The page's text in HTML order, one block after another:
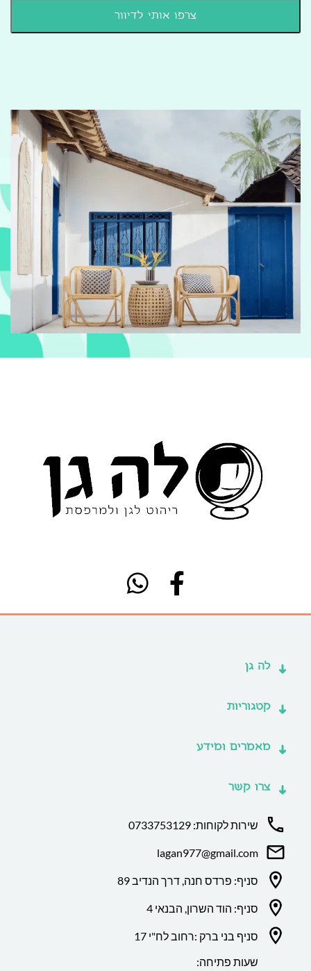
לה גן
קטגוריות
מאמרים ומידע
צרו קשר
שירות לקוחות: 0733753129
lagan977@gmail.com
סניף: פרדס חנה, דרך הנדיב 89
סניף: הוד השרון, הבנאי 4
סניף בני ברק :רחוב לח"י 17
שעות פתיחה: